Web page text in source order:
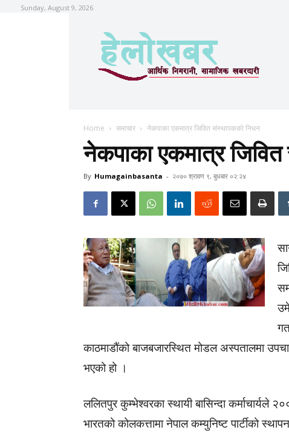
Sunday, August 9, 2026
Home समाचार नेकपाका एकमात्र जिवित संस्थापकको निधन
नेकपाका एकमात्र
By Humagainbasanta - २०७० श्रावण ९, बुधबार ०२:२४
काठमाडौंको बाजबजारस्थित मोडल अस्पतालमा
भएको हो ।
ललितपुर कुम्भेश्वरका स्थायी बासिन्दा
भारतको कोलकत्तामा नेपाल कम्युनिष्ट पार्टीको